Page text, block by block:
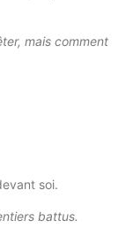
mais comment
soi.
battus.